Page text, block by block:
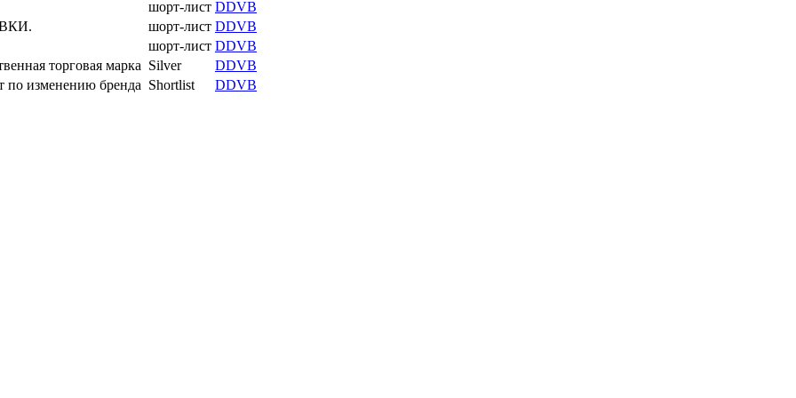
шорт-лист DDVB
шорт-лист DDVB
шорт-лист DDVB
торговая марка Silver
DDVB
изменению бренда Shortlist DDVB